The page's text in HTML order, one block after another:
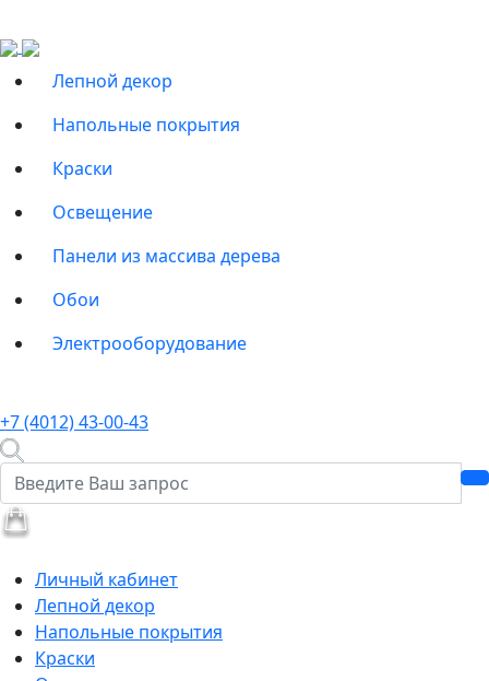
Лепной декор
Напольные покрытия
Краски
Освещение
Панели из массива дерева
Обои
Электрооборудование
+7 (4012) 43-00-43
Личный кабинет
Лепной декор
Напольные покрытия
Краски